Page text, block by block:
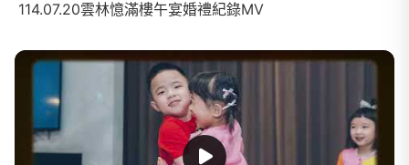
114.07.20雲林憶滿樓午宴婚禮紀錄MV